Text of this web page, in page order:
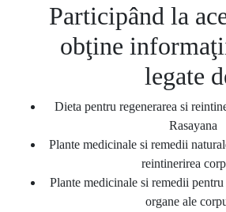
Participând la
obţine
legate
Dieta pentru regenerarea si
Rasayana
Plante medicinale si remedii
reintinerirea
Plante medicinale si remedii
organe ale